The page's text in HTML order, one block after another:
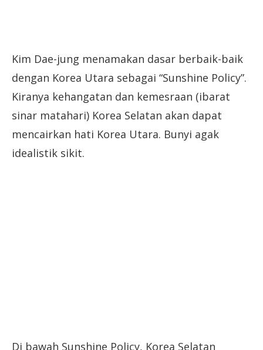
Kim Dae-jung menamakan dasar berbaik-baik
dengan Korea Utara sebagai “Sunshine Policy”.
Kiranya kehangatan dan kemesraan (ibarat
sinar matahari) Korea Selatan akan dapat
mencairkan hati Korea Utara. Bunyi agak
idealistik sikit.
Di bawah Sunshine Policy, Korea Selatan